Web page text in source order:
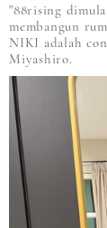
"88rising
membangun
NIKI adalah
Miyashiro.